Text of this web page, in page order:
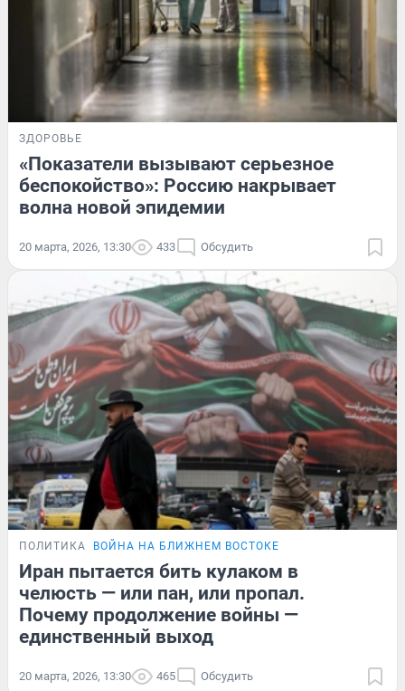
ЗДОРОВЬЕ
«Показатели вызывают серьезное
беспокойство»: Россию накрывает
волна новой эпидемии
20 марта, 2026, 13:30 433 Обсудить
ПОЛИТИКА ВОЙНА НА БЛИЖНЕМ ВОСТОКЕ
Иран пытается бить кулаком в
челюсть — или пан, или пропал.
Почему продолжение войны —
единственный выход
20 марта, 2026, 13:30 465 Обсудить